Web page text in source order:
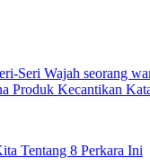
Seri Wajah seorang
Produk Kecantikan
Tentang 8 Perkara Ini